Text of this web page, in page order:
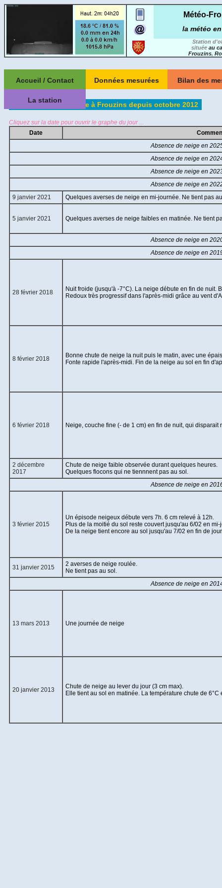
Météo-
la météo
Station
située au
Frouzins,
Accueil / Contact
Météo-Frouzins ...
Liens météos
Contact
Données mesurées
LES DERNIERES MESURES
Tableau de bord
ARCHIVE depuis 10/2012
( graphiques statiques )
Par période au choix ...
( graphiques dynamiques )
Jours remarquables
Bilan des
Récapitulatifs
Climaticien-
Statistiques
depuis oct.
Statistiques à
depuis janv.
Comparaison
Comparaison
La station
Météo-Frouzins
:: WEBCAMS ::
Vue sud-est
Vue nord-ouest
Panorama
:: Geek ::
Les épisodes de neige à Frouzins depuis octobre 2012
Cliquez sur la date pour ouvrir le graphe du jour ...
Date
Absence de neige en
Absence de neige en
Absence de neige en
Absence de neige en
9 janvier 2021
Quelques averses de neige en mi-journée. Ne tient pas
5 janvier 2021 Quelques averses de neige faibles en matinée. Ne tient
Absence de neige en
Absence de neige en
28 février 2018
Nuit froide (jusqu'à -7°C). La neige débute en fin de nuit.
Redoux très progressif dans l'après-midi grâce au vent
8 février 2018
Bonne chute de neige la nuit puis le matin, avec une
Fonte rapide l'après-midi. Fin de la neige au sol en fin
6 février 2018 Neige, couche fine (- de 1 cm) en fin de nuit, qui disparait
2 décembre
2017
Chute de neige faible observée durant quelques heures.
Quelques flocons qui ne tiennnent pas au sol.
Absence de neige en
3 février 2015
Un épisode neigeux débute vers 7h. 6 cm relevé à 12h.
Plus de la moitié du sol reste couvert jusqu'au 6/02 en mi-
De la neige tient encore au sol jusqu'au 7/02 en fin de
31 janvier 2015
2 averses de neige roulée.
Ne tient pas au sol.
Absence de neige en
13 mars 2013 Une journée de neige
20 janvier 2013
Chute de neige au lever du jour (3 cm max).
Elle tient au sol en matinée. La température chute de 6°C